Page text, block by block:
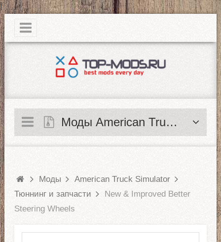
|
Моды American Truck Simulator
Моды
American Truck Simulator
Тюннинг и запчасти
New & Improved Better
Steering Wheels